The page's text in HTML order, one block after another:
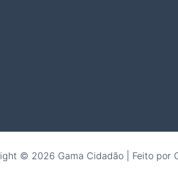
© 2026 Gama Cidadão | Feito por